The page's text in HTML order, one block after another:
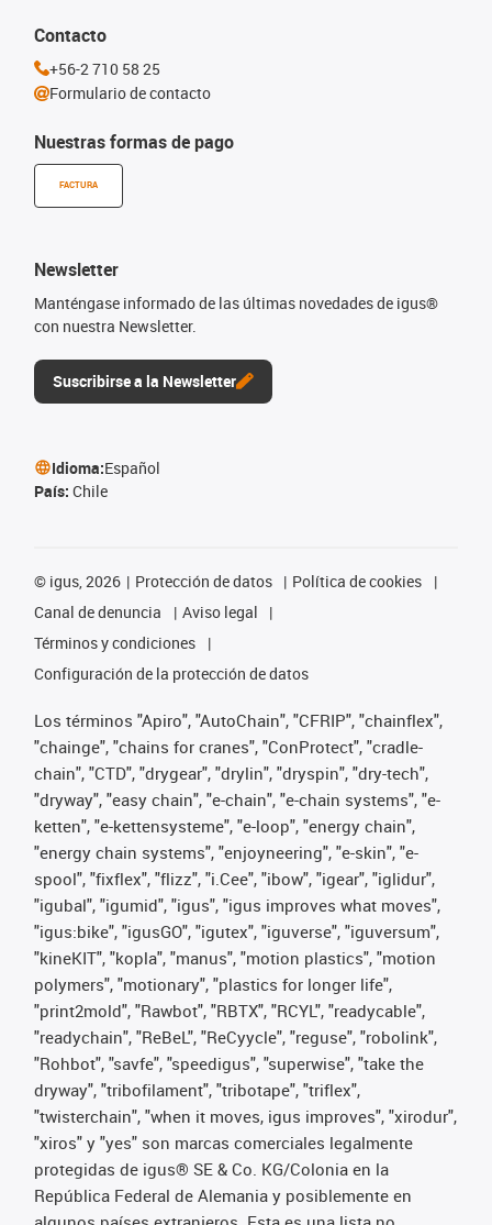
Nuestras formas de pago
FACTURA
Newsletter
Manténgase informado de las últimas novedades de igus®
con nuestra Newsletter.
Suscribirse a la Newsletter
Contacto
+56-2 710 58 25
Formulario de contacto
Idioma:Español
País: Chile
© igus, 2026 Protección de datos
Política de cookies
Canal de denuncia
Aviso legal
Términos y condiciones
Configuración de la protección de datos
Los términos "Apiro", "AutoChain", "CFRIP", "chainflex",
"chainge", "chains for cranes", "ConProtect", "cradle-
chain", "CTD", "drygear", "drylin", "dryspin", "dry-tech",
"dryway", "easy chain", "e-chain", "e-chain systems", "e-
ketten", "e-kettensysteme", "e-loop", "energy chain",
"energy chain systems", "enjoyneering", "e-skin", "e-
spool", "fixflex", "flizz", "i.Cee", "ibow", "igear", "iglidur",
"igubal", "igumid", "igus", "igus improves what moves",
"igus:bike", "igusGO", "igutex", "iguverse", "iguversum",
"kineKIT", "kopla", "manus", "motion plastics", "motion
polymers", "motionary", "plastics for longer life",
"print2mold", "Rawbot", "RBTX", "RCYL", "readycable",
"readychain", "ReBeL", "ReCyycle", "reguse", "robolink",
"Rohbot", "savfe", "speedigus", "superwise", "take the
dryway", "tribofilament", "tribotape", "triflex",
"twisterchain", "when it moves, igus improves", "xirodur",
"xiros" y "yes" son marcas comerciales legalmente
protegidas de igus® SE & Co. KG/Colonia en la
República Federal de Alemania y posiblemente en